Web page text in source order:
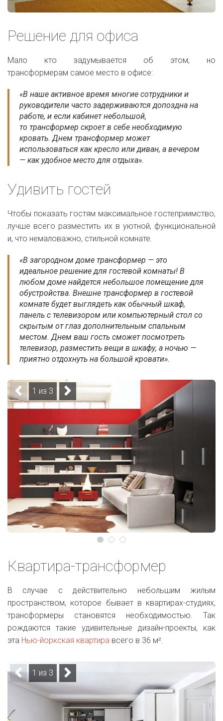
Решение для офиса
Мало кто задумывается об этом, но
трансформерам самое место в офисе:
«В наше активное время многие сотрудники и
руководители часто задерживаются допоздна на
работе, и если кабинет небольшой,
то трансформер скроет в себе необходимую
кровать. Днем трансформер может
использоваться как кресло или диван, а вечером
— как удобное место для отдыха».
Удивить гостей
Чтобы показать гостям максимальное гостеприимство,
лучше всего разместить их в уютной, функциональной
и, что немаловажно, стильной комнате.
«В загородном доме трансформер — это
идеальное решение для гостевой комнаты! В
любом доме найдется небольшое помещение для
обустройства. Внешне трансформер в гостевой
комнате будет выглядеть как обычный шкаф,
панель с телевизором или компьютерный стол со
скрытым от глаз дополнительным спальным
местом. Днем ваш гость сможет посмотреть
телевизор, разместить вещи в шкафу, а ночью —
приятно отдохнуть на большой кровати».
1 из 3
Квартира-трансформер
В случае с действительно небольшим жилым
пространством, которое бывает в квартирах-студиях,
трансформеры становятся необходимостью. Так
рождаются такие удивительные дизайн-проекты, как
эта Нью-йоркская квартира всего в 36 м².
1 из 3